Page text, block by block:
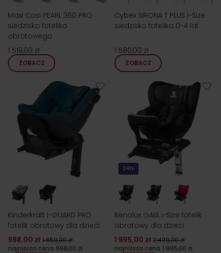
Maxi Cosi PEARL 360 PRO
siedzisko fotelika
obrotowego
1 519,00 zł
ZOBACZ
Cybex SIRONA T PLUS i-Size
siedzisko fotelika 0-4 lat
1 580,00 zł
ZOBACZ
Kinderkraft I-GUARD PRO
fotelik obrotowy dla dzieci
998,00 zł 1 659,00 zł
najniższa cena 998,00 zł
24h!
Renolux GAIA i-Size fotelik
obrotowy dla dzieci
1 995,00 zł 2 499,00 zł
najniższa cena 1 995,00 zł